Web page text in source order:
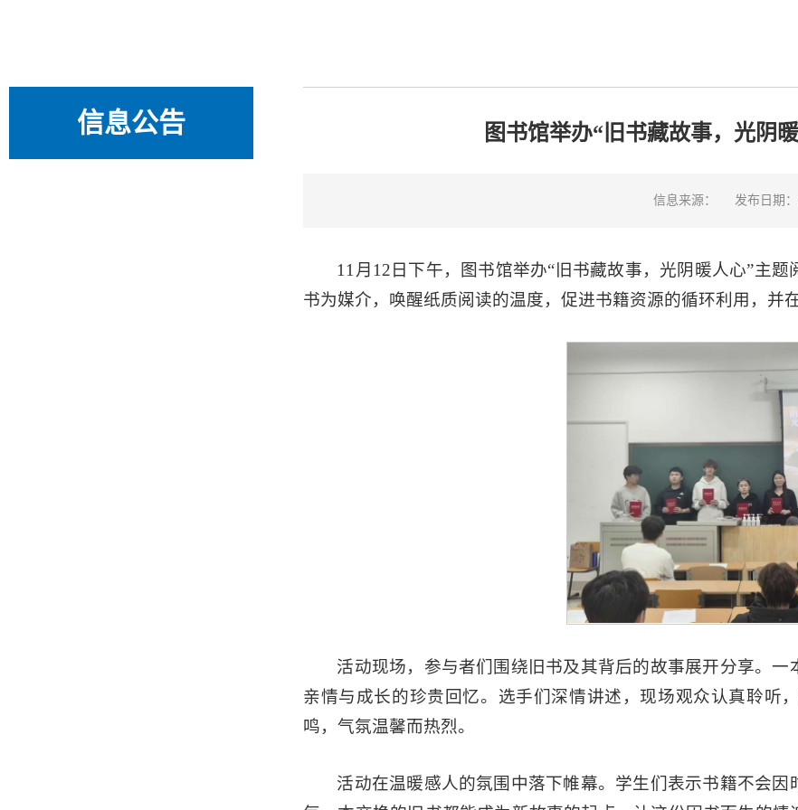
信息公告 图书馆举办“旧书藏故事，光阴
信息来源： 发布日期
11月12日下午，图书馆举办“旧书藏故事，光阴暖人心”主
书为媒介，唤醒纸质阅读的温度，促进书籍资源的循环利用，并
活动现场，参与者们围绕旧书及其背后的故事展开分享。一
亲情与成长的珍贵回忆。选手们深情讲述，现场观众认真聆听
鸣，气氛温馨而热烈。
活动在温暖感人的氛围中落下帷幕。学生们表示书籍不会